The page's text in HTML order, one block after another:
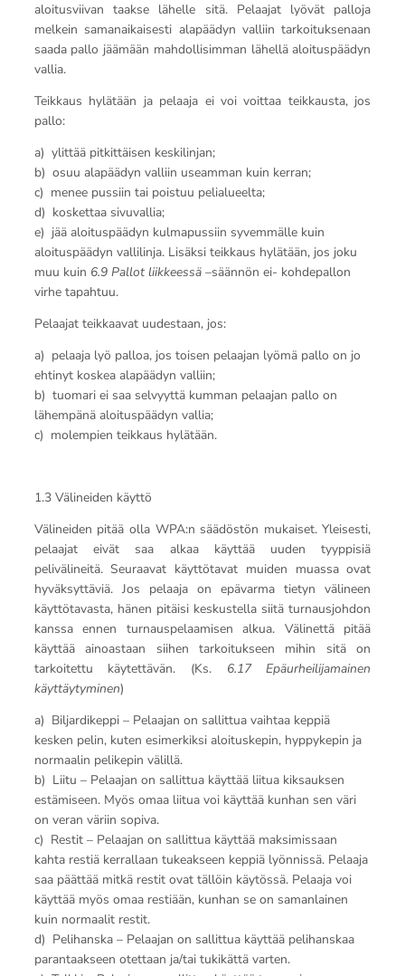
aloitusviivan taakse lähelle sitä. Pelaajat lyövät palloja
melkein samanaikaisesti alapäädyn valliin tarkoituksenaan
saada pallo jäämään mahdollisimman lähellä aloituspäädyn
vallia.
Teikkaus hylätään ja pelaaja ei voi voittaa teikkausta, jos
pallo:
a) ylittää pitkittäisen keskilinjan;
b) osuu alapäädyn valliin useamman kuin kerran;
c) menee pussiin tai poistuu pelialueelta;
d) koskettaa sivuvallia;
e) jää aloituspäädyn kulmapussiin syvemmälle kuin
aloituspäädyn vallilinja. Lisäksi teikkaus hylätään, jos joku
muu kuin 6.9 Pallot liikkeessä–säännön ei- kohdepallon
virhe tapahtuu.
Pelaajat teikkaavat uudestaan, jos:
a) pelaaja lyö palloa, jos toisen pelaajan lyömä pallo on jo
ehtinyt koskea alapäädyn valliin;
b) tuomari ei saa selvyyttä kumman pelaajan pallo on
lähempänä aloituspäädyn vallia;
c) molempien teikkaus hylätään.
1.3 Välineiden käyttö
Välineiden pitää olla WPA:n säädöstön mukaiset. Yleisesti,
pelaajat eivät saa alkaa käyttää uuden tyyppisiä
pelivälineitä. Seuraavat käyttötavat muiden muassa ovat
hyväksyttäviä. Jos pelaaja on epävarma tietyn välineen
käyttötavasta, hänen pitäisi keskustella siitä turnausjohdon
kanssa ennen turnauspelaamisen alkua. Välinettä pitää
käyttää ainoastaan siihen tarkoitukseen mihin sitä on
tarkoitettu käytettävän. (Ks. 6.17 Epäurheilijamainen
käyttäytyminen)
a) Biljardikeppi – Pelaajan on sallittua vaihtaa keppiä
kesken pelin, kuten esimerkiksi aloituskepin, hyppykepin ja
normaalin pelikepin välillä.
b) Liitu – Pelaajan on sallittua käyttää liitua kiksauksen
estämiseen. Myös omaa liitua voi käyttää kunhan sen väri
on veran väriin sopiva.
c) Restit – Pelaajan on sallittua käyttää maksimissaan
kahta restiä kerrallaan tukeakseen keppiä lyönnissä. Pelaaja
saa päättää mitkä restit ovat tällöin käytössä. Pelaaja voi
käyttää myös omaa restiään, kunhan se on samanlainen
kuin normaalit restit.
d) Pelihanska – Pelaajan on sallittua käyttää pelihanskaa
parantaakseen otettaan ja/tai tukikättä varten.